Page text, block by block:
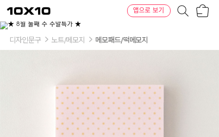
텐
바
텐
앱으로 보기
디자인문구 노트/메모지 메모패드/떡메모지